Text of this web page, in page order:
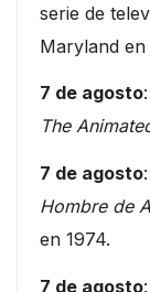
serie de
Maryland en
7 de agosto
The
7 de agosto
Hombre de
en 1974.
7 de agosto